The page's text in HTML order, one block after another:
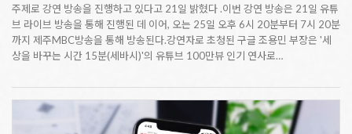
주제로 강연 방송을 진행하고 있다고 21일 밝혔다 .이번 강연 방송은 21일 유튜
브 라이브 방송을 통해 진행된 데 이어, 오는 25일 오후 6시 20분부터 7시 20분
까지 제주MBC방송을 통해 방송된다.강연자로 초청된 구글 조용민 부장은 '세
상을 바꾸는 시간 15분(세바시)'의 유튜브 100만뷰 인기 연사로…